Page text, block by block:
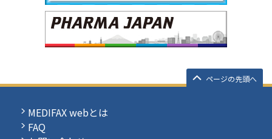
ページの先頭へ
MEDIFAX webとは
FAQ